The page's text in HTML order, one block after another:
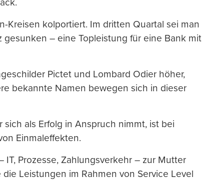
Kreisen kolportiert. Im dritten Quartal sei man
– eine Topleistung für eine Bank mit
Pictet und Lombard Odier höher,
bekannte Namen bewegen sich in dieser
als Erfolg in Anspruch nimmt, ist bei
Einmaleffekten.
Prozesse, Zahlungsverkehr – zur Mutter
Leistungen im Rahmen von Service Level